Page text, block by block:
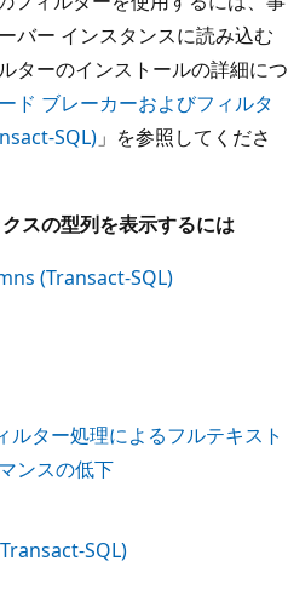
バー インスタンスに読み込む
ターのインストールの詳細につ
ド ブレーカーおよびフィルタ
SQL) 」を参照してくださ
スの型列を表示するには
(Transact-SQL)
ルター処理によるフルテキスト
ンスの低下
SQL)